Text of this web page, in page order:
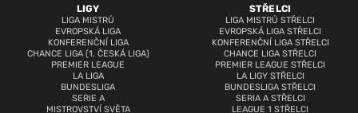
LIGY
LIGA MISTRŮ
EVROPSKÁ LIGA
KONFERENČNÍ LIGA
CHANCE LIGA (1. ČESKÁ LIGA)
PREMIER LEAGUE
LA LIGA
BUNDESLIGA
SERIE A
MISTROVSTVÍ SVĚTA
STŘELCI
LIGA MISTRŮ STŘELCI
EVROPSKÁ LIGA STŘELCI
KONFERENČNÍ LIGA STŘELCI
CHANCE LIGA STŘELCI
PREMIER LEAGUE STŘELCI
LA LIGY STŘELCI
BUNDESLIGA STŘELCI
SERIA A STŘELCI
LEAGUE 1 STŘELCI